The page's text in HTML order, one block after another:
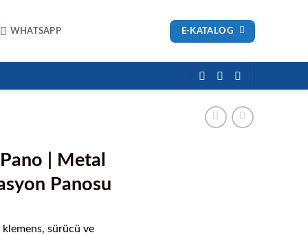
WHATSAPP E-KATALOG
| Metal
Panosu
sürücü ve